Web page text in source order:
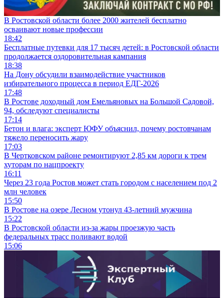
В Ростовской области более 2000 жителей бесплатно
осваивают новые профессии
18:42
Бесплатные путевки для 17 тысяч детей: в Ростовской области
продолжается оздоровительная кампания
18:38
На Дону обсудили взаимодействие участников
избирательного процесса в период ЕДГ-2026
17:48
В Ростове доходный дом Емельяновых на Большой Садовой,
94, обследуют специалисты
17:14
Бетон и влага: эксперт ЮФУ объяснил, почему ростовчанам
тяжело переносить жару
17:03
В Чертковском районе ремонтируют 2,85 км дороги к трем
хуторам по нацпроекту
16:11
Через 23 года Ростов может стать городом с населением под 2
млн человек
15:50
В Ростове на озере Лесном утонул 43-летний мужчина
15:22
В Ростовской области из-за жары проезжую часть
федеральных трасс поливают водой
15:06